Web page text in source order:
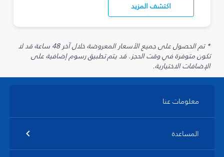
اكتشف المزيد
* تم الحصول على جميع الأسعار المعروضة خلال آخر 48 ساعة قد لا
تكون متوفرة في وقت الحجز. قد يتم تطبيق رسوم إضافية على
الإضافات الاختيارية.
معلومات عنا
المساعدة